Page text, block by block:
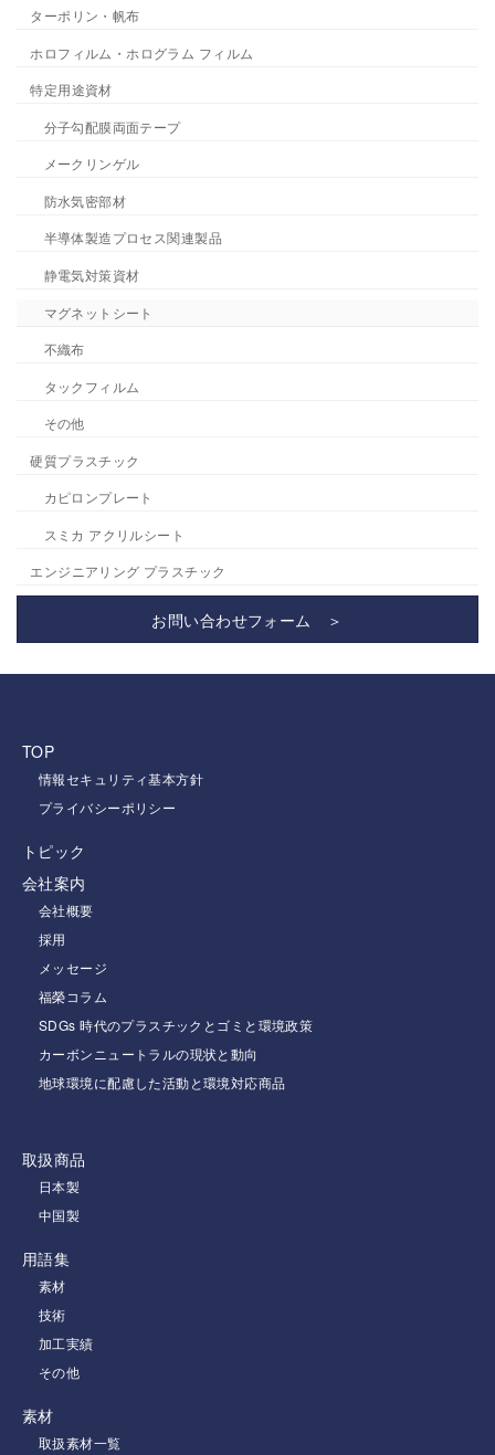
ターポリン・帆布
ホロフィルム・ホログラム フィルム
特定用途資材
分子勾配膜両面テープ
メークリンゲル
防水気密部材
半導体製造プロセス関連製品
静電気対策資材
マグネットシート
不織布
タックフィルム
その他
硬質プラスチック
カピロンプレート
スミカ アクリルシート
エンジニアリング プラスチック
お問い合わせフォーム ＞
TOP
情報セキュリティ基本方針
プライバシーポリシー
トピック
会社案内
会社概要
採用
メッセージ
福榮コラム
SDGs 時代のプラスチックとゴミと環境政策
カーボンニュートラルの現状と動向
地球環境に配慮した活動と環境対応商品
取扱商品
日本製
中国製
用語集
素材
技術
加工実績
その他
素材
取扱素材一覧